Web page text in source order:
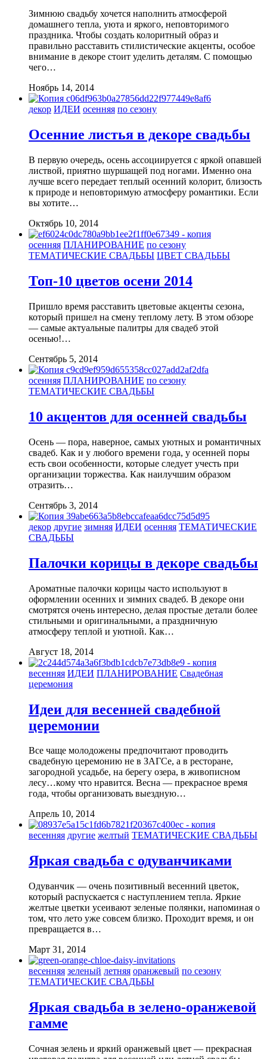
Зимнюю свадьбу хочется наполнить атмосферой
домашнего тепла, уюта и яркого, неповторимого
праздника. Чтобы создать колоритный образ и
правильно расставить стилистические акценты, особое
внимание в декоре стоит уделить деталям. С помощью
чего…
Ноябрь 14, 2014
декор ИДЕИ осенняя по сезону
Осенние листья в декоре свадьбы
В первую очередь, осень ассоциируется с яркой опавшей
листвой, приятно шуршащей под ногами. Именно она
лучше всего передает теплый осенний колорит, близость
к природе и неповторимую атмосферу романтики. Если
вы хотите…
Октябрь 10, 2014
осенняя ПЛАНИРОВАНИЕ по сезону
ТЕМАТИЧЕСКИЕ СВАДЬБЫ ЦВЕТ СВАДЬБЫ
Топ-10 цветов осени 2014
Пришло время расставить цветовые акценты сезона,
который пришел на смену теплому лету. В этом обзоре
— самые актуальные палитры для свадеб этой
осенью!…
Сентябрь 5, 2014
осенняя ПЛАНИРОВАНИЕ по сезону
ТЕМАТИЧЕСКИЕ СВАДЬБЫ
10 акцентов для осенней свадьбы
Осень — пора, наверное, самых уютных и романтичных
свадеб. Как и у любого времени года, у осенней поры
есть свои особенности, которые следует учесть при
организации торжества. Как наилучшим образом
отразить…
Сентябрь 3, 2014
декор другие зимняя ИДЕИ осенняя ТЕМАТИЧЕСКИЕ
СВАДЬБЫ
Палочки корицы в декоре свадьбы
Ароматные палочки корицы часто используют в
оформлении осенних и зимних свадеб. В декоре они
смотрятся очень интересно, делая простые детали более
стильными и оригинальными, а праздничную
атмосферу теплой и уютной. Как…
Август 18, 2014
весенняя ИДЕИ ПЛАНИРОВАНИЕ Свадебная
церемония
Идеи для весенней свадебной
церемонии
Все чаще молодожены предпочитают проводить
свадебную церемонию не в ЗАГСе, а в ресторане,
загородной усадьбе, на берегу озера, в живописном
лесу…кому что нравится. Весна — прекрасное время
года, чтобы организовать выездную…
Апрель 10, 2014
весенняя другие желтый ТЕМАТИЧЕСКИЕ СВАДЬБЫ
Яркая свадьба с одуванчиками
Одуванчик — очень позитивный весенний цветок,
который распускается с наступлением тепла. Яркие
желтые цветки усеивают зеленые полянки, напоминая о
том, что лето уже совсем близко. Проходит время, и он
превращается в…
Март 31, 2014
весенняя зеленый летняя оранжевый по сезону
ТЕМАТИЧЕСКИЕ СВАДЬБЫ
Яркая свадьба в зелено-оранжевой
гамме
Сочная зелень и яркий оранжевый цвет — прекрасная